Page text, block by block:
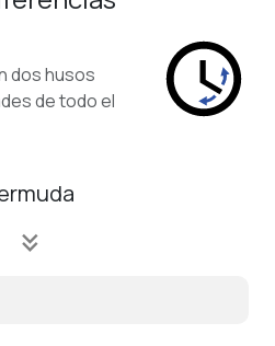
dos husos
de todo el
keyboard_double_arrow_down